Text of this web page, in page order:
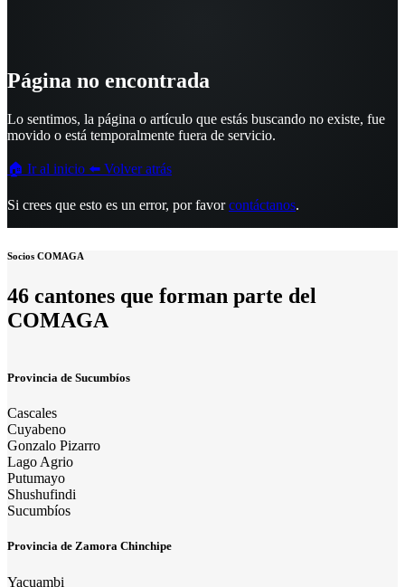
Página no encontrada
Lo sentimos, la página o artículo que estás buscando no existe, fue
movido o está temporalmente fuera de servicio.
🏠 Ir al inicio ⬅️ Volver atrás
Si crees que esto es un error, por favorcontáctanos.
Socios COMAGA
46 cantones que forman parte del
COMAGA
Provincia de Sucumbíos
Cascales
Cuyabeno
Gonzalo Pizarro
Lago Agrio
Putumayo
Shushufindi
Sucumbíos
Provincia de Zamora Chinchipe
Yacuambi